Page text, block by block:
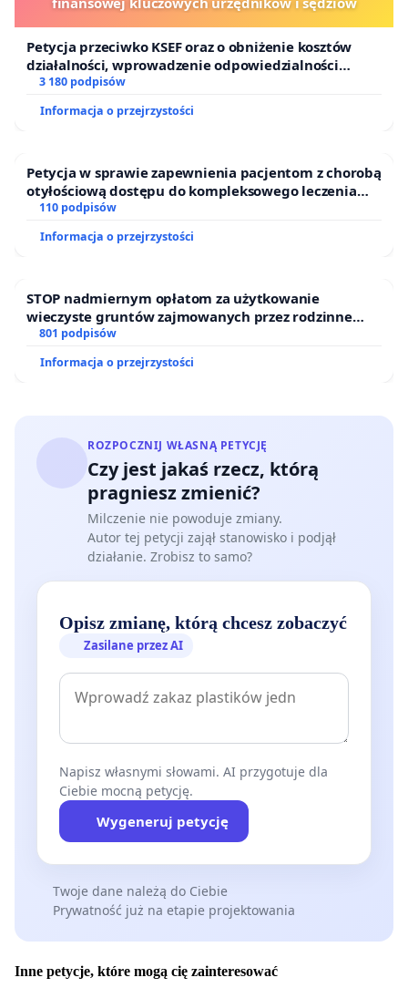
Petycja przeciwko KSEF oraz o obniżenie kosztów
działalności, wprowadzenie odpowiedzialności
finansowej kluczowych urzędników i sędziów
3 180 podpisów
Informacja o przejrzystości
Petycja w sprawie zapewnienia pacjentom z chorobą
otyłościową dostępu do kompleksowego leczenia
oraz programów profilaktycznych.
110 podpisów
Informacja o przejrzystości
STOP nadmiernym opłatom za użytkowanie
wieczyste gruntów zajmowanych przez rodzinne
ogrody działkowe.
801 podpisów
Informacja o przejrzystości
ROZPOCZNIJ WŁASNĄ PETYCJĘ
Czy jest jakaś rzecz, którą
pragniesz zmienić?
Milczenie nie powoduje zmiany.
Autor tej petycji zajął stanowisko i podjął
działanie. Zrobisz to samo?
Opisz zmianę, którą chcesz zobaczyć
Zasilane przez AI
Napisz własnymi słowami. AI przygotuje dla
Ciebie mocną petycję.
Wygeneruj petycję
Twoje dane należą do Ciebie
Prywatność już na etapie projektowania
Inne petycje, które mogą cię zainteresować